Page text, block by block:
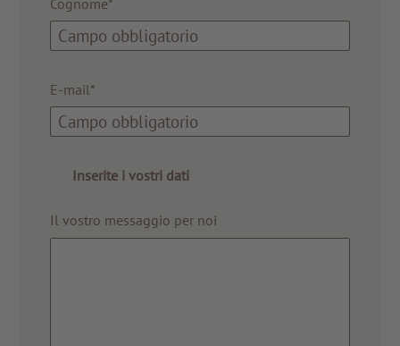
E-mail*
Inserite i vostri dati
Il vostro messaggio per noi